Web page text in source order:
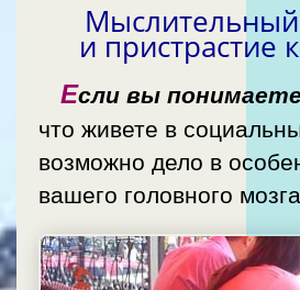
и пристрастие
Если вы
что живете в
возможно дело в особенностях
вашего головного